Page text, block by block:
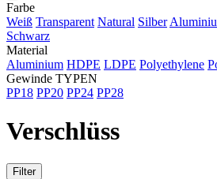
Farbe
Weiß Transparent Natural Silber
Schwarz
Material
Aluminium HDPE LDPE Polyethylene
Gewinde TYPEN
PP18 PP20 PP24 PP28
Verschlüss
Filter